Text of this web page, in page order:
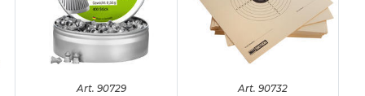
Art. 90729 Art. 90732